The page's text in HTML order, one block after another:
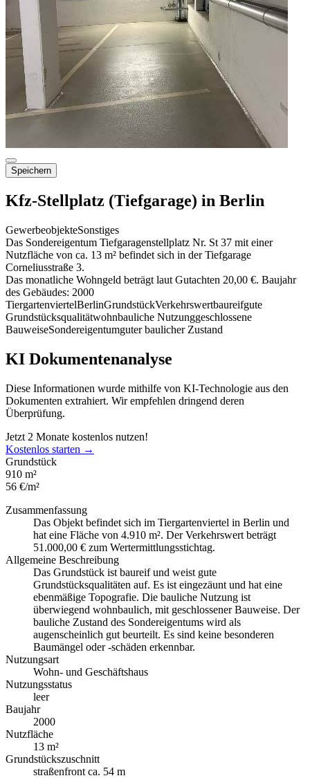
Speichern
Kfz-Stellplatz (Tiefgarage) in Berlin
GewerbeobjekteSonstiges
Das Sondereigentum Tiefgaragenstellplatz Nr. St 37 mit einer
Nutzfläche von ca. 13 m² befindet sich in der Tiefgarage
Corneliusstraße 3.
Das monatliche Wohngeld beträgt laut Gutachten 20,00 €. Baujahr
des Gebäudes: 2000
TiergartenviertelBerlinGrundstückVerkehrswertbaureifgute
Grundstücksqualitätwohnbauliche Nutzunggeschlossene
BauweiseSondereigentumguter baulicher Zustand
KI Dokumentenanalyse
Diese Informationen wurde mithilfe von KI-Technologie aus den
Dokumenten extrahiert. Wir empfehlen dringend deren
Überprüfung.
Jetzt 2 Monate kostenlos nutzen!
Kostenlos starten →
Grundstück
910 m²
56 €/m²
Zusammenfassung
Das Objekt befindet sich im Tiergartenviertel in Berlin und
hat eine Fläche von 4.910 m². Der Verkehrswert beträgt
51.000,00 € zum Wertermittlungsstichtag.
Allgemeine Beschreibung
Das Grundstück ist baureif und weist gute
Grundstücksqualitäten auf. Es ist eingezäunt und hat eine
ebenmäßige Topografie. Die bauliche Nutzung ist
überwiegend wohnbaulich, mit geschlossener Bauweise. Der
bauliche Zustand des Sondereigentums wird als
augenscheinlich gut beurteilt. Es sind keine besonderen
Baumängel oder -schäden erkennbar.
Nutzungsart
Wohn- und Geschäftshaus
Nutzungsstatus
leer
Baujahr
2000
Nutzfläche
13 m²
Grundstückszuschnitt
straßenfront ca. 54 m